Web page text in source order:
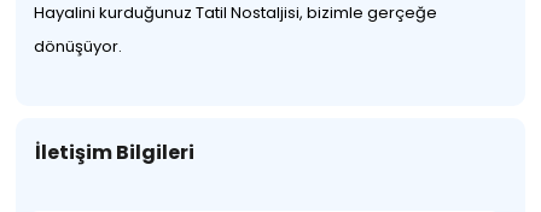
Hayalini kurduğunuz Tatil Nostaljisi, bizimle gerçeğe
dönüşüyor.
İletişim Bilgileri